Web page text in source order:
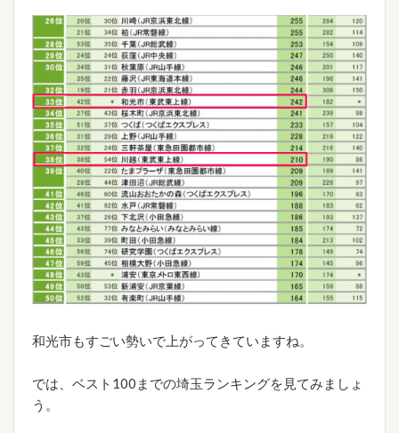
和光市もすごい勢いで上がってきていますね。
では、ベスト100までの埼玉ランキングを見てみましょ
う。